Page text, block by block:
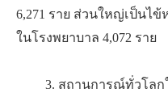
6,271 ราย ส่วนใหญ่เป็นไ
ในโรงพยาบาล 4,072 ราย
3. สถานการณ์ทั่วโลกใน